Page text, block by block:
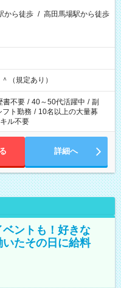
から徒歩 / 高田馬場駅から徒歩
（規定あり）
書不要 / 40～50代活躍中 / 副
フト勤務 / 10名以上の大量募
ル不要
詳細へ
ントも！好きな
たその日に給料